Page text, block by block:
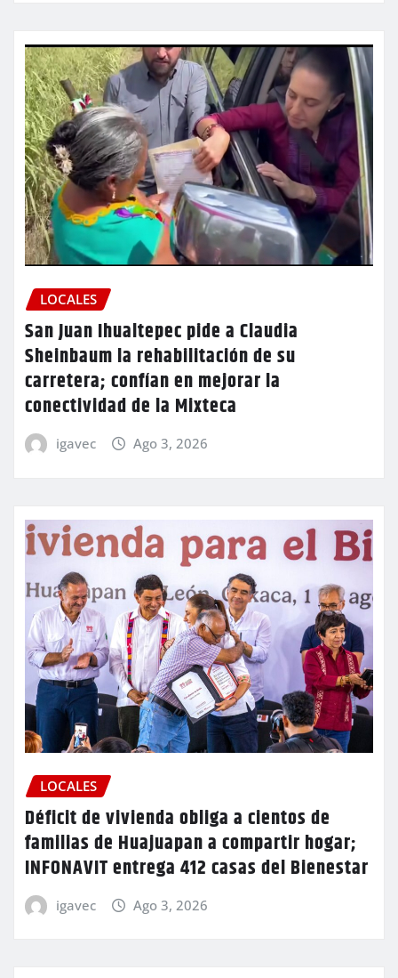
LOCALES
San Juan Ihualtepec pide a Claudia
Sheinbaum la rehabilitación de su
carretera; confían en mejorar la
conectividad de la Mixteca
igavec Ago 3, 2026
LOCALES
Déficit de vivienda obliga a cientos de
familias de Huajuapan a compartir hogar;
INFONAVIT entrega 412 casas del Bienestar
igavec Ago 3, 2026